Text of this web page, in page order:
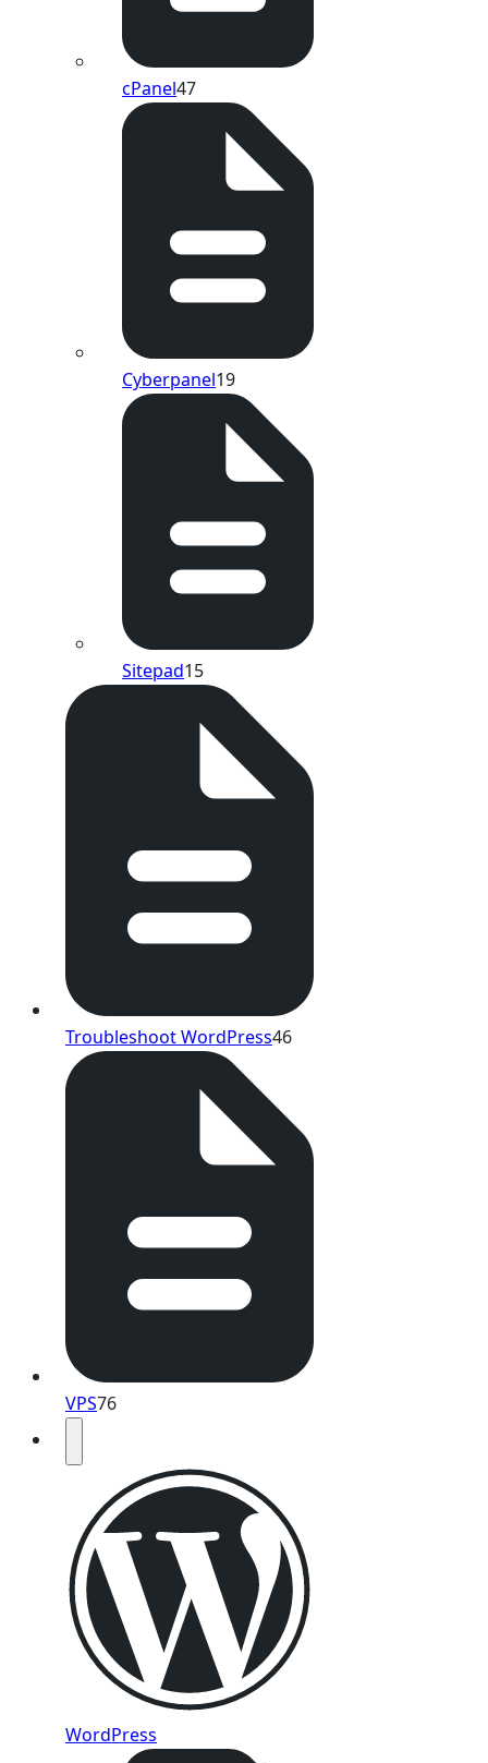
cPanel47
Cyberpanel19
Sitepad15
Troubleshoot WordPress46
VPS76
WordPress